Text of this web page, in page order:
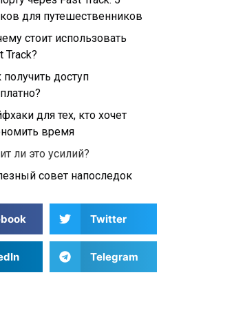
для путешественников
стоит использовать
Track?
получить доступ
для тех, кто хочет
время
ли это усилий?
совет напоследок
Twitter
Telegram